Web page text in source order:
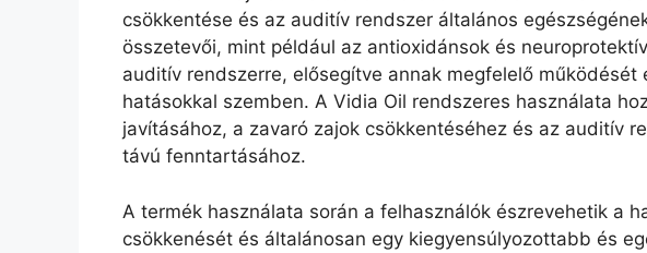
csökkentése és az auditív rendszer általános
összetevői, mint például az antioxidánsok és
auditív rendszerre, elősegítve annak megfelelő működését
hatásokkal szemben. A Vidia Oil rendszeres használata
javításához, a zavaró zajok csökkentéséhez és az auditív
távú fenntartásához.
A termék használata során a felhasználók észrevehetik a
csökkenését és általánosan egy kiegyensúlyozottabb és